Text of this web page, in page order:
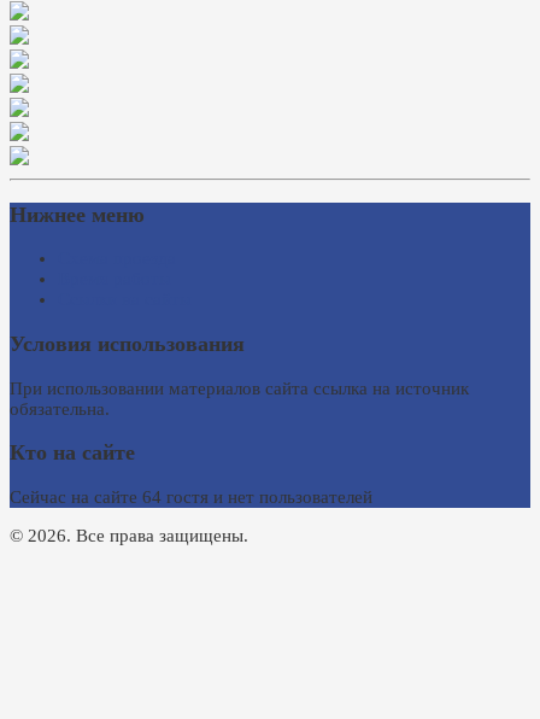
Нижнее меню
Условия использования
При использовании материалов сайта ссылка на источник
обязательна.
Кто на сайте
Сейчас на сайте 64 гостя и нет пользователей
© 2026. Все права защищены.